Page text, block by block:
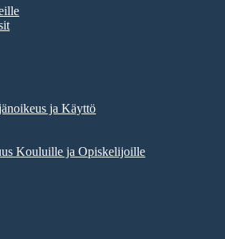
ja Käyttö
Kouluille ja Opiskelijoille